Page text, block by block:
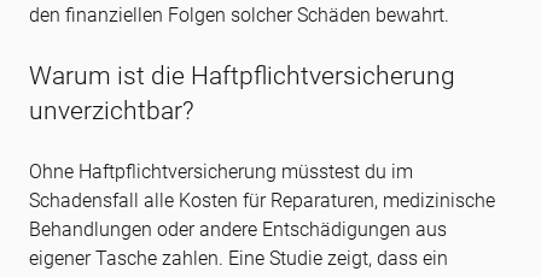
den finanziellen Folgen solcher Schäden bewahrt.
Warum ist die Haftpflichtversicherung
unverzichtbar?
Ohne Haftpflichtversicherung müsstest du im
Schadensfall alle Kosten für Reparaturen, medizinische
Behandlungen oder andere Entschädigungen aus
eigener Tasche zahlen. Eine Studie zeigt, dass ein